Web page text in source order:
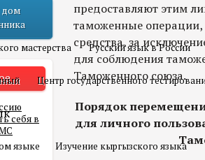
мастерства Русский язык в России
Центр государственного
языке Изучение кыргызского языка
дом
себя в
предоставляют этим
таможенные операции,
средства, за
для соблюдения
Таможенного союза.
Порядок
для личного